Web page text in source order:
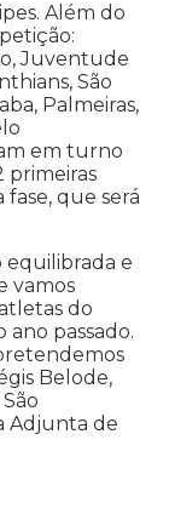
Além do
Juventude
São
Palmeiras,
em turno
primeiras
fase, que será
equilibrada e
vamos
do
ano passado.
Belode,
Adjunta de